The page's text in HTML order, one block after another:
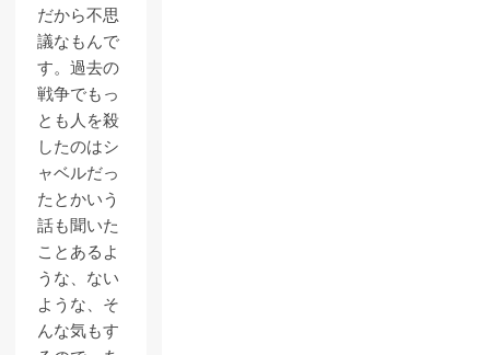
だから不思
議なもんで
す。過去の
戦争でもっ
とも人を殺
したのはシ
ャベルだっ
たとかいう
話も聞いた
ことあるよ
うな、ない
ような、そ
んな気もす